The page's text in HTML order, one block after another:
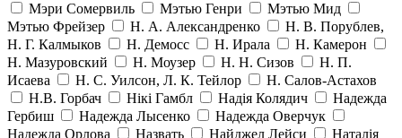
Мэри Сомервиль
Мэтью Генри
Мэтью Мид
Мэтью Фрейзер
Н. А. Александренко
Н. В. Порублев,
Н. Г. Калмыков
Н. Демосс Н. Ирала
Н. Камерон
Н. Мазуровский
Н. Моузер Н. Н. Сизов
Н. П.
Исаева
Н. С. Уилсон, Л. К. Тейлор
Н. Салов-Астахов
Н.В. Горбач
Нікі Гамбл Надія Колядич
Надежда
Гербиш
Надежда Лысенко
Надежда Оверчук
Надежда Орлова
Назвать Найджел Лейси
Наталія